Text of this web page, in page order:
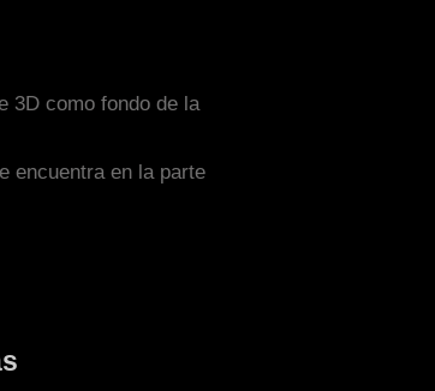
3D como fondo de la
encuentra en la parte